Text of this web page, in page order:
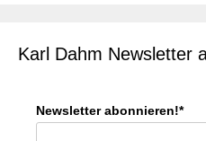
Karl Dahm Newsletter
Newsletter abonnieren!*